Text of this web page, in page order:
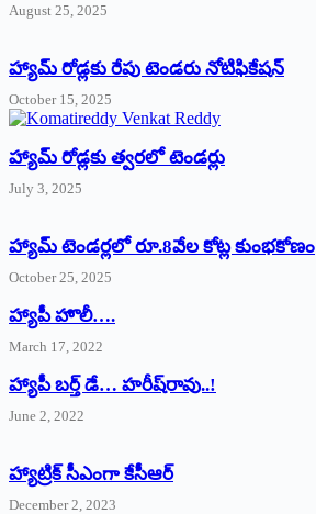
August 25, 2025
హ్యామ్‌ రోడ్లకు రేపు టెండరు నోటిఫికేషన్‌
October 15, 2025
హ్యామ్‌ రోడ్లకు త్వరలో టెండర్లు
July 3, 2025
హ్యామ్‌ ‌టెండర్లలో రూ.8వేల కోట్ల కుంభకోణం
October 25, 2025
హ్యాపీ హొలీ….
March 17, 2022
హ్యాపీ బర్త్ ‌డే… హరీష్‌రావు..!
June 2, 2022
హ్యాట్రిక్‌ ‌సీఎంగా కేసీఆర్‌
December 2, 2023